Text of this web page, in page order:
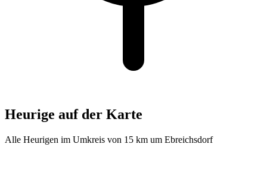
Heurige auf der Karte
Alle Heurigen im Umkreis von 15 km um Ebreichsdorf